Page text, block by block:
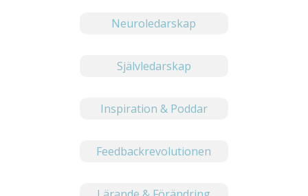
Neuroledarskap
Självledarskap
Inspiration & Poddar
Feedbackrevolutionen